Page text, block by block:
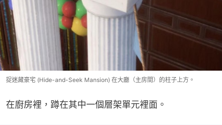
捉迷藏豪宅 (Hide-and-Seek Mansion) 在大廳（主房間）的柱子上方。
在廚房裡，蹲在其中一個層架單元裡面。